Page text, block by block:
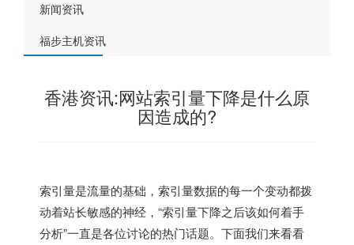
新闻资讯
福步主机资讯
香港资讯:网站索引量下降是什么原
因造成的?
索引量是流量的基础，索引量数据的每一个变动都拨
动着站长敏感的神经，“索引量下降之后该如何着手
分析”一直是各位讨论的热门话题。下面我们来看看